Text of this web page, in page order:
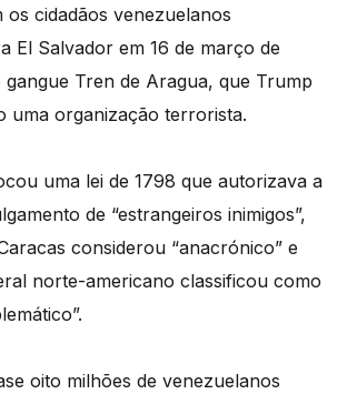
os cidadãos venezuelanos
El Salvador em 16 de março de
Tren de Aragua, que Trump
uma organização terrorista.
uma lei de 1798 que autorizava a
de “estrangeiros inimigos”,
considerou “anacrónico” e
norte-americano classificou como
oito milhões de venezuelanos